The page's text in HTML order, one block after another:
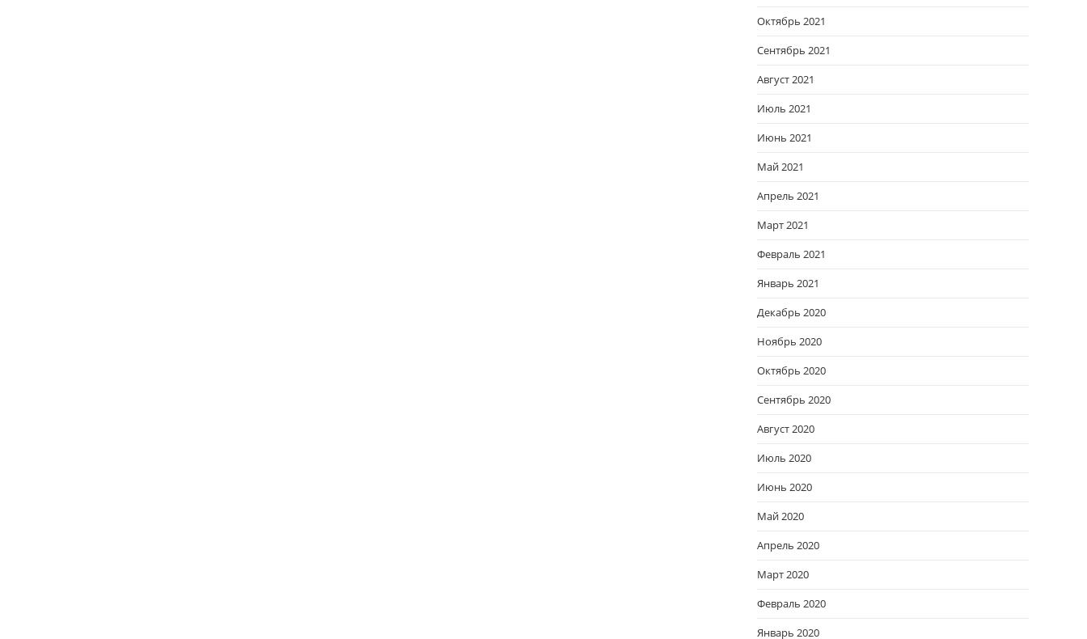
Октябрь 2021
Сентябрь 2021
Август 2021
Июль 2021
Июнь 2021
Май 2021
Апрель 2021
Март 2021
Февраль 2021
Январь 2021
Декабрь 2020
Ноябрь 2020
Октябрь 2020
Сентябрь 2020
Август 2020
Июль 2020
Июнь 2020
Май 2020
Апрель 2020
Март 2020
Февраль 2020
Январь 2020